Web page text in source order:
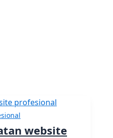
website